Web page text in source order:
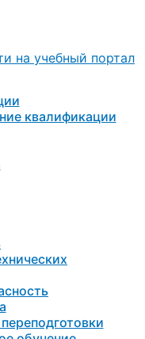
на учебный портал
квалификации